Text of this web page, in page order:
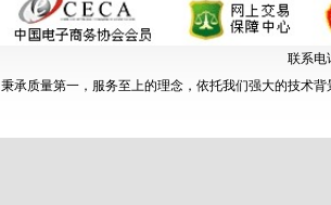
联系电
秉承质量第一，服务至上的理念，依托我们强大的技术